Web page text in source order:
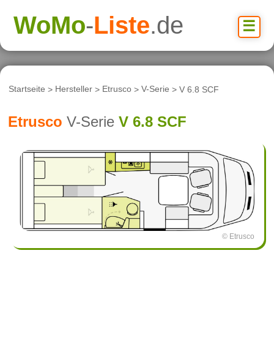
☰
WoMo-Liste.de
Startseite > Hersteller > Etrusco >V-Serie > V 6.8 SCF
Etrusco V-Serie V 6.8 SCF
© Etrusco